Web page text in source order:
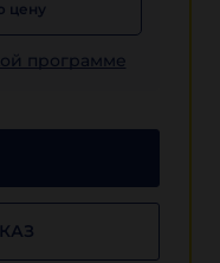
цену
программе